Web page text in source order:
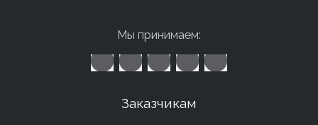
Мы принимаем:
Заказчикам